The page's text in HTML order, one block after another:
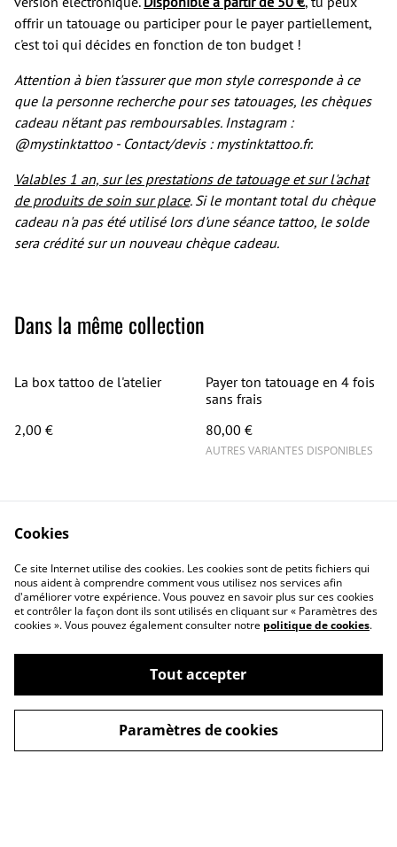
offrir un tatouage ou participer pour le payer partiellement,
c'est toi qui décides en fonction de ton budget !
Attention à bien t'assurer que mon style corresponde à ce
que la personne recherche pour ses tatouages, les chèques
cadeau n'étant pas remboursables. Instagram :
@mystinktattoo - Contact/devis : mystinktattoo.fr.
Valables 1 an, sur les prestations de tatouage et sur l'achat
de produits de soin sur place. Si le montant total du chèque
cadeau n'a pas été utilisé lors d'une séance tattoo, le solde
sera crédité sur un nouveau chèque cadeau.
Dans la même collection
La box tattoo de l'atelier
2,00 €
Payer ton tatouage en 4 fois
sans frais
80,00 €
AUTRES VARIANTES DISPONIBLES
Contact
Conditions générales
Politique de
confidentialité
Politique de cookies
Cookies
Ce site Internet utilise des cookies. Les cookies sont de petits fichiers qui
nous aident à comprendre comment vous utilisez nos services afin
d'améliorer votre expérience. Vous pouvez en savoir plus sur ces cookies
et contrôler la façon dont ils sont utilisés en cliquant sur « Paramètres des
cookies ». Vous pouvez également consulter notre politique de cookies.
Tout accepter
Paramètres de cookies